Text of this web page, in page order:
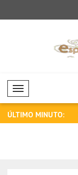
Mobil Menü
ÚLTIMO MINUTO:
nuestra